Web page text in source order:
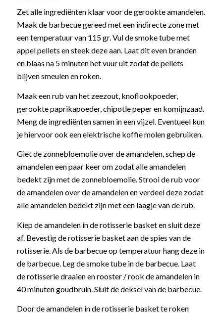
Zet alle ingrediënten klaar voor de gerookte amandelen.
Maak de barbecue gereed met een indirecte zone met
een temperatuur van 115 gr. Vul de smoke tube met
appel pellets en steek deze aan. Laat dit even branden
en blaas na 5 minuten het vuur uit zodat de pellets
blijven smeulen en roken.
Maak een rub van het zeezout, knoflookpoeder,
gerookte paprikapoeder, chipotle peper en komijnzaad.
Meng de ingrediënten samen in een vijzel. Eventueel kun
je hiervoor ook een elektrische koffie molen gebruiken.
Giet de zonnebloemolie over de amandelen, schep de
amandelen een paar keer om zodat alle amandelen
bedekt zijn met de zonnebloemolie. Strooi de rub voor
de amandelen over de amandelen en verdeel deze zodat
alle amandelen bedekt zijn met een laagje van de rub.
Kiep de amandelen in de rotisserie basket en sluit deze
af. Bevestig de rotisserie basket aan de spies van de
rotisserie. Als de barbecue op temperatuur hang deze in
de barbecue. Leg de smoke tube in de barbecue. Laat
de rotisserie draaien en rooster / rook de amandelen in
40 minuten goudbruin. Sluit de deksel van de barbecue.
Door de amandelen in de rotisserie basket te roken